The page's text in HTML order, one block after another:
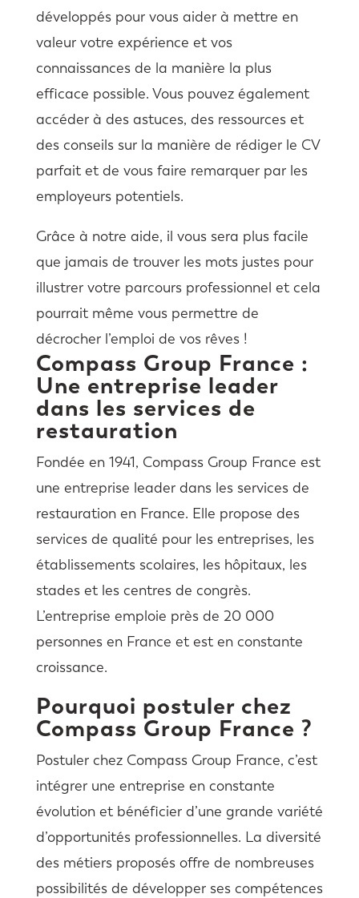
développés pour vous aider à mettre en
valeur votre expérience et vos
connaissances de la manière la plus
efficace possible. Vous pouvez également
accéder à des astuces, des ressources et
des conseils sur la manière de rédiger le CV
parfait et de vous faire remarquer par les
employeurs potentiels.
Grâce à notre aide, il vous sera plus facile
que jamais de trouver les mots justes pour
illustrer votre parcours professionnel et cela
pourrait même vous permettre de
décrocher l’emploi de vos rêves !
Compass Group France :
Une entreprise leader
dans les services de
restauration
Fondée en 1941, Compass Group France est
une entreprise leader dans les services de
restauration en France. Elle propose des
services de qualité pour les entreprises, les
établissements scolaires, les hôpitaux, les
stades et les centres de congrès.
L’entreprise emploie près de 20 000
personnes en France et est en constante
croissance.
Pourquoi postuler chez
Compass Group France ?
Postuler chez Compass Group France, c’est
intégrer une entreprise en constante
évolution et bénéficier d’une grande variété
d’opportunités professionnelles. La diversité
des métiers proposés offre de nombreuses
possibilités de développer ses compétences